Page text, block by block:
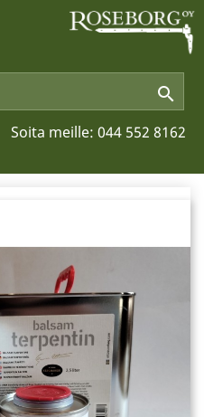

Soita meille: 044 552 8162